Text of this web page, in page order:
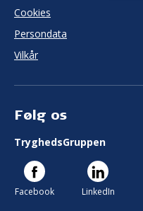
Cookies
Persondata
Vilkår
Følg os
TryghedsGruppen
Facebook LinkedIn